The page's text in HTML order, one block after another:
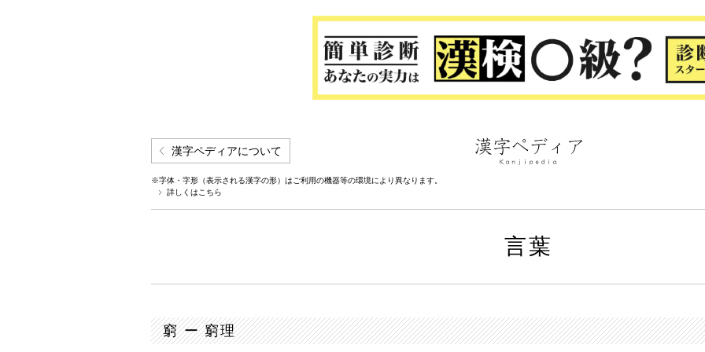
漢字ペディアについて
※字体・字形（表示される漢字の形）はご利用の機器等の環境により異なります。
詳しくはこちら
言葉
窮 ー 窮理